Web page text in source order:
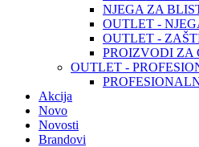
NJEGA ZA
OUTLET -
OUTLET -
PROIZVODI ZA
OUTLET -
Akcija
Novo
Novosti
Brandovi